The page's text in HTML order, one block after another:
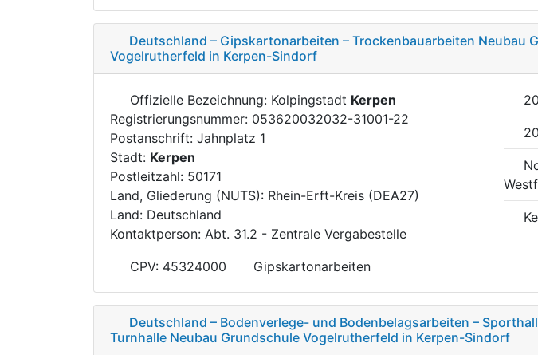
Deutschland – Gipskartonarbeiten – Trockenbauarbeiten Neubau
Vogelrutherfeld in Kerpen-Sindorf
Offizielle Bezeichnung: Kolpingstadt Kerpen
Registrierungsnummer: 053620032032-31001-22
Postanschrift: Jahnplatz 1
Stadt: Kerpen
Postleitzahl: 50171
Land, Gliederung (NUTS): Rhein-Erft-Kreis (DEA27)
Land: Deutschland
Kontaktperson: Abt. 31.2 - Zentrale Vergabestelle
CPV: 45324000 Gipskartonarbeiten
Deutschland – Bodenverlege- und Bodenbelagsarbeiten –
Turnhalle Neubau Grundschule Vogelrutherfeld in Kerpen-Sindorf